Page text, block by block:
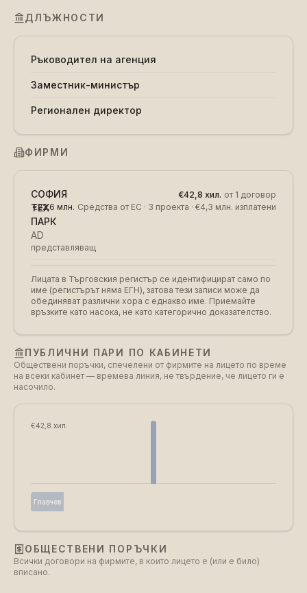
ДЛЪЖНОСТИ
Ръководител на агенция
Заместник-министър
Регионален директор
ФИРМИ
СОФИЯ
ТЕХ
ПАРК
AD
представляващ
€42,8 хил. от 1 договор
€22,6 млн. Средства от ЕС · 3 проекта · €4,3 млн. изплатени
Лицата в Търговския регистър се идентифицират само по
име (регистърът няма ЕГН), затова тези записи може да
обединяват различни хора с еднакво име. Приемайте
връзките като насока, не като категорично доказателство.
ПУБЛИЧНИ ПАРИ ПО КАБИНЕТИ
Обществени поръчки, спечелени от фирмите на лицето по време
на всеки кабинет — времева линия, не твърдение, че лицето ги е
насочило.
€42,8 хил.
Главчев
ОБЩЕСТВЕНИ ПОРЪЧКИ
Всички договори на фирмите, в които лицето е (или е било)
вписано.